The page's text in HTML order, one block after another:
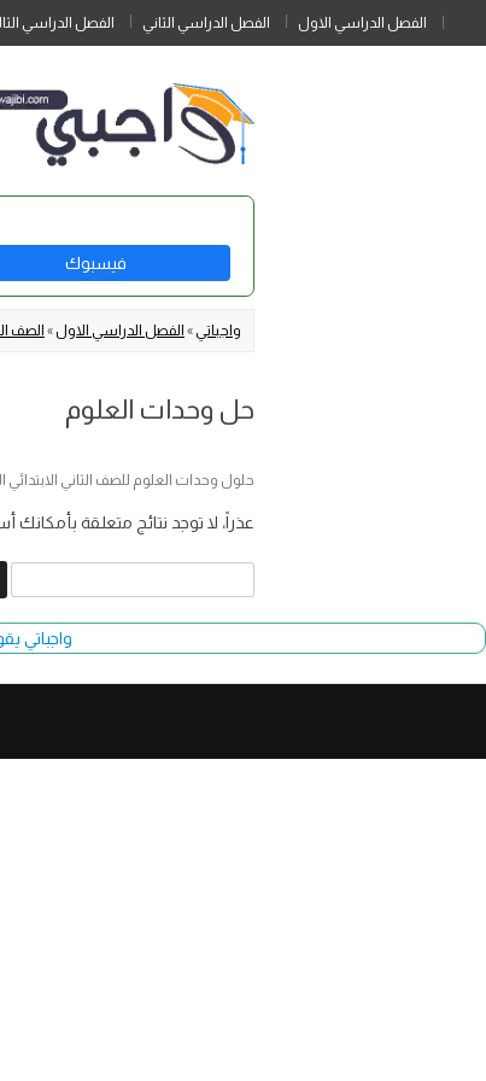
الفصل الدراسي الاول الفصل الدراسي الثاني الفصل الدراسي
فيسبوك
واجباتي » الفصل الدراسي الاول» الصف
حل وحدات العلوم
حلول وحدات العلوم للصف الثاني الابتدائي الفصل
عذراً، لا توجد نتائج متعلقة بأمكانك
البحث
واجباتي يقوم